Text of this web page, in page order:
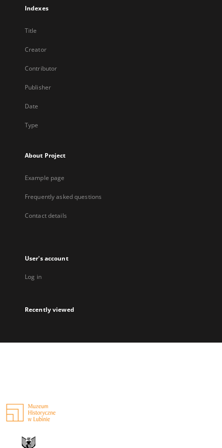
Indexes
Title
Creator
Contributor
Publisher
Date
Type
About Project
Example page
Frequently asked questions
Contact details
User's account
Log in
Recently viewed